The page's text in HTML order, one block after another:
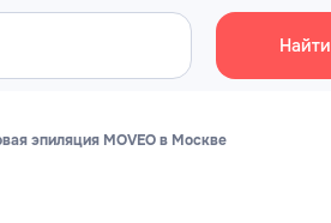
Найти
эпиляция MOVEO в Москве